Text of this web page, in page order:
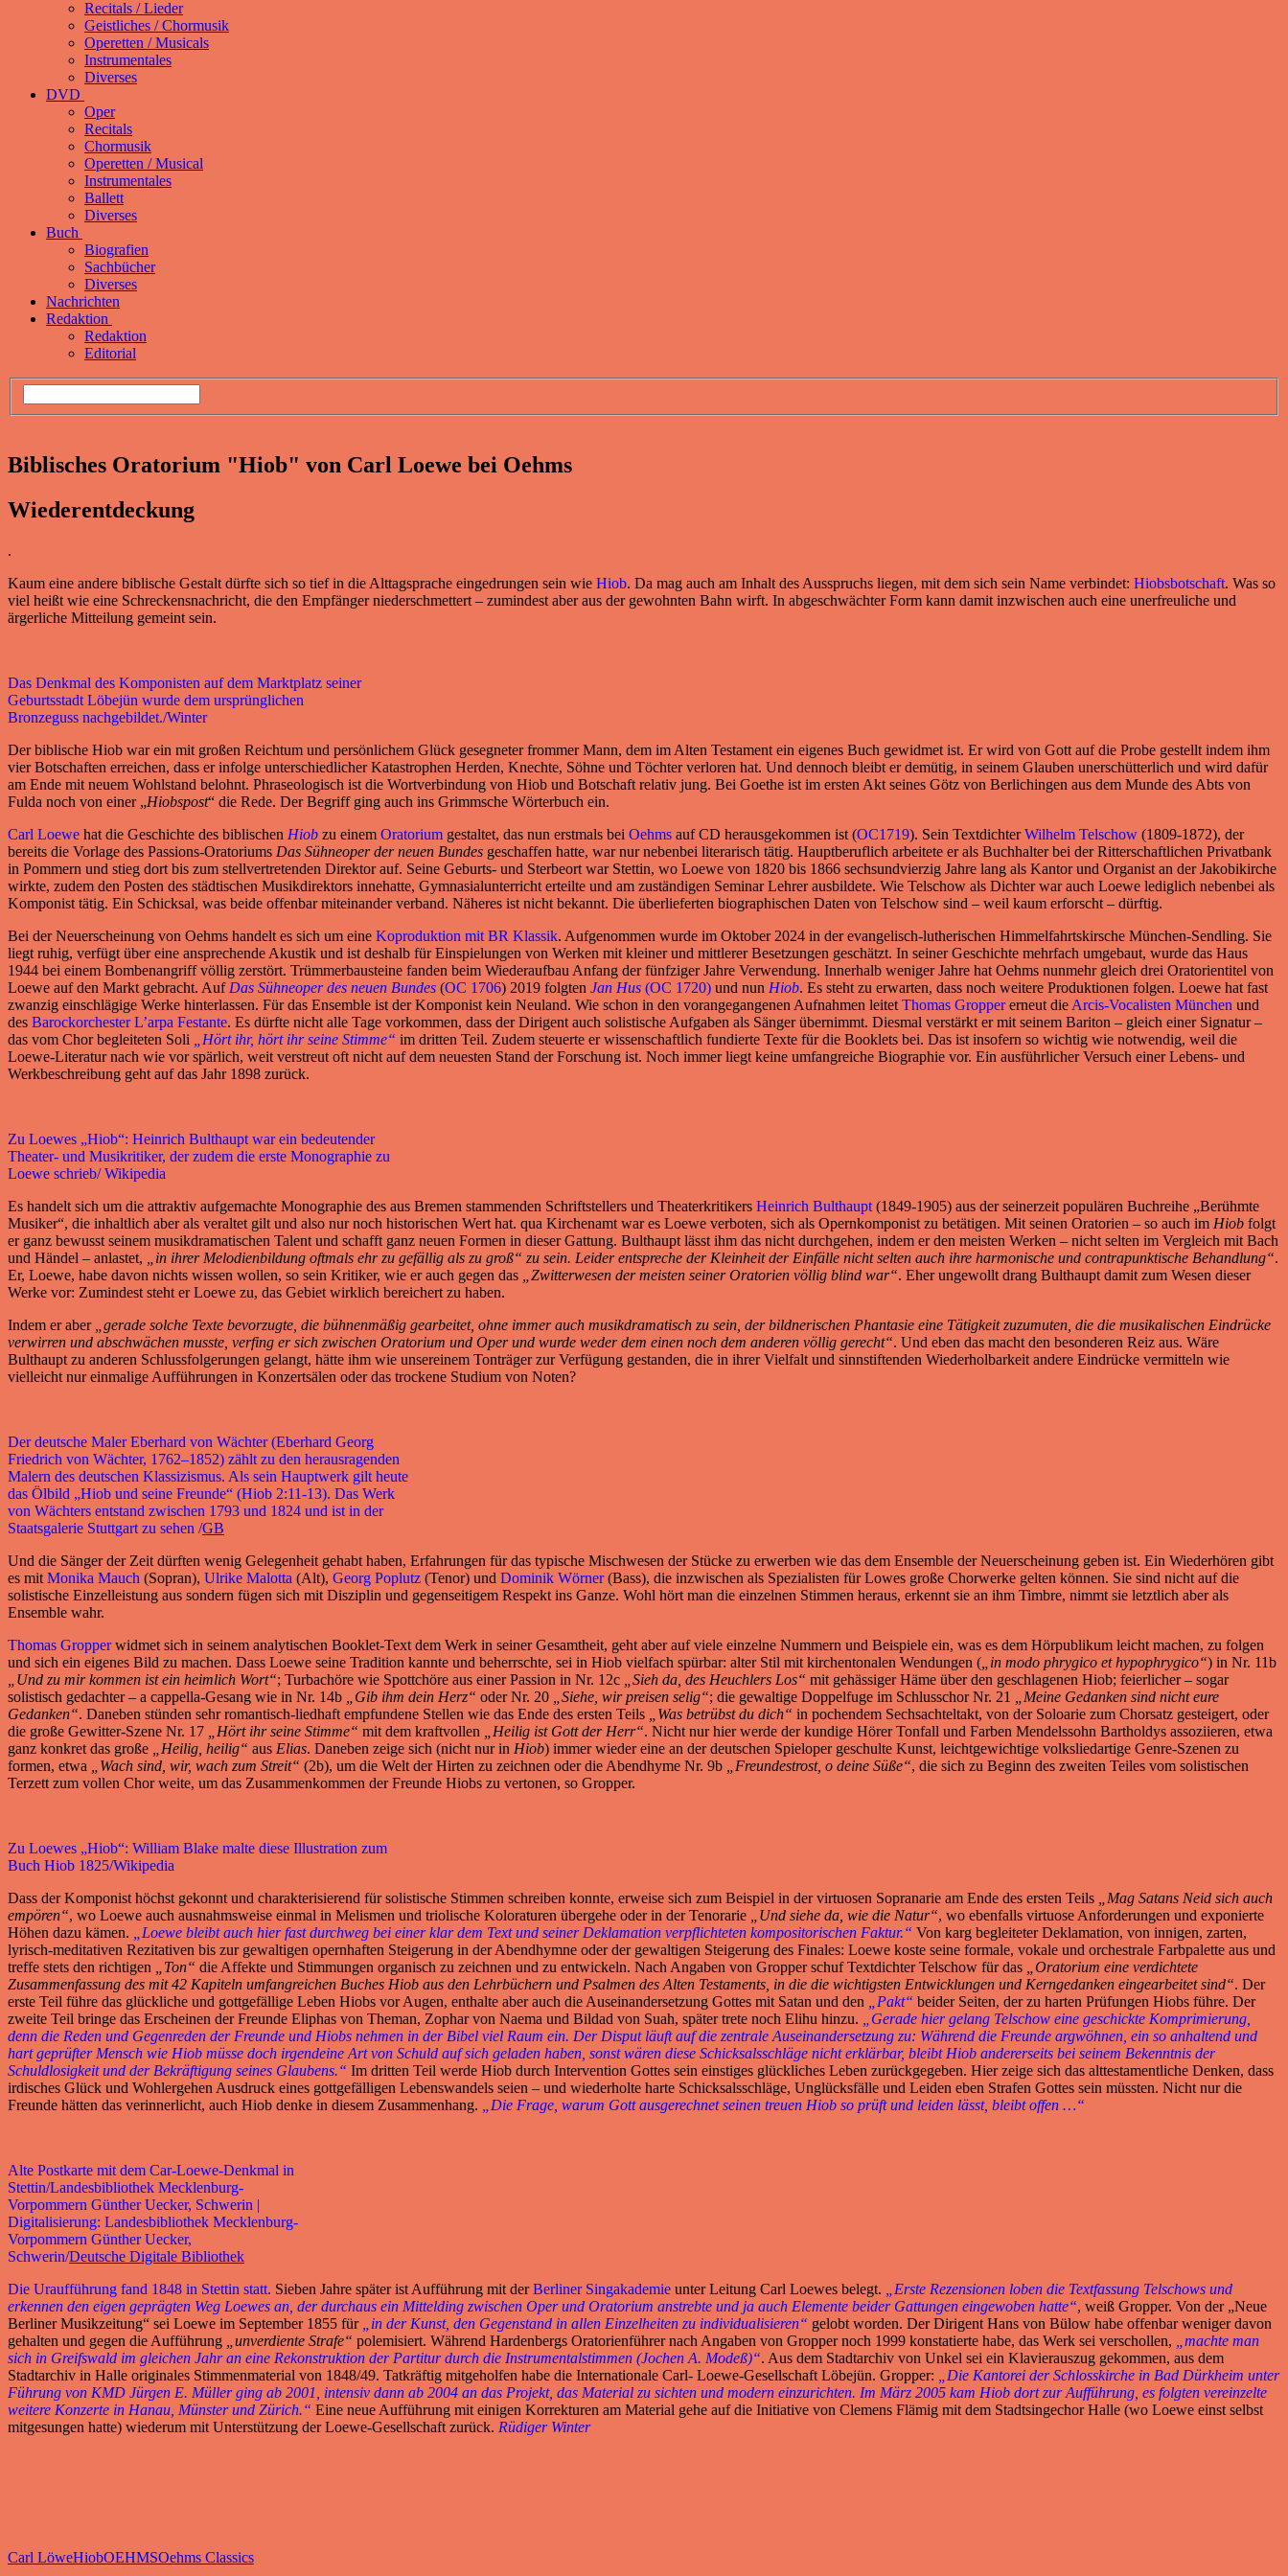
Recitals / Lieder
Geistliches / Chormusik
Operetten / Musicals
Instrumentales
Diverses
DVD
Oper
Recitals
Chormusik
Operetten / Musical
Instrumentales
Ballett
Diverses
Buch
Biografien
Sachbücher
Diverses
Nachrichten
Redaktion
Redaktion
Editorial
Biblisches Oratorium "Hiob" von Carl Loewe bei Oehms
Wiederentdeckung
.
Kaum eine andere biblische Gestalt dürfte sich so tief in die Alttagsprache eingedrungen sein wie Hiob. Da mag auch am Inhalt des Ausspruchs liegen, mit dem sich sein Name verbindet: Hiobsbotschaft. Was so
viel heißt wie eine Schreckensnachricht, die den Empfänger niederschmettert – zumindest aber aus der gewohnten Bahn wirft. In abgeschwächter Form kann damit inzwischen auch eine unerfreuliche und
ärgerliche Mitteilung gemeint sein.
Das Denkmal des Komponisten auf dem Marktplatz seiner
Geburtsstadt Löbejün wurde dem ursprünglichen
Bronzeguss nachgebildet./Winter
Der biblische Hiob war ein mit großen Reichtum und persönlichem Glück gesegneter frommer Mann, dem im Alten Testament ein eigenes Buch gewidmet ist. Er wird von Gott auf die Probe gestellt indem ihm
vier Botschaften erreichen, dass er infolge unterschiedlicher Katastrophen Herden, Knechte, Söhne und Töchter verloren hat. Und dennoch bleibt er demütig, in seinem Glauben unerschütterlich und wird dafür
am Ende mit neuem Wohlstand belohnt. Phraseologisch ist die Wortverbindung von Hiob und Botschaft relativ jung. Bei Goethe ist im ersten Akt seines Götz von Berlichingen aus dem Munde des Abts von
Fulda noch von einer „Hiobspost“ die Rede. Der Begriff ging auch ins Grimmsche Wörterbuch ein.
Carl Loewe hat die Geschichte des biblischen Hiob zu einem Oratorium gestaltet, das nun erstmals bei Oehms auf CD herausgekommen ist (OC1719). Sein TextdichterWilhelm Telschow (1809-1872), der
bereits die Vorlage des Passions-Oratoriums Das Sühneoper der neuen Bundes geschaffen hatte, war nur nebenbei literarisch tätig. Hauptberuflich arbeitete er als Buchhalter bei der Ritterschaftlichen Privatbank
in Pommern und stieg dort bis zum stellvertretenden Direktor auf. Seine Geburts- und Sterbeort war Stettin, wo Loewe von 1820 bis 1866 sechsundvierzig Jahre lang als Kantor und Organist an der Jakobikirche
wirkte, zudem den Posten des städtischen Musikdirektors innehatte, Gymnasialunterricht erteilte und am zuständigen Seminar Lehrer ausbildete. Wie Telschow als Dichter war auch Loewe lediglich nebenbei als
Komponist tätig. Ein Schicksal, was beide offenbar miteinander verband. Näheres ist nicht bekannt. Die überlieferten biographischen Daten von Telschow sind – weil kaum erforscht – dürftig.
Bei der Neuerscheinung von Oehms handelt es sich um eine Koproduktion mit BR Klassik. Aufgenommen wurde im Oktober 2024 in der evangelisch-lutherischen Himmelfahrtskirsche München-Sendling. Sie
liegt ruhig, verfügt über eine ansprechende Akustik und ist deshalb für Einspielungen von Werken mit kleiner und mittlerer Besetzungen geschätzt. In seiner Geschichte mehrfach umgebaut, wurde das Haus
1944 bei einem Bombenangriff völlig zerstört. Trümmerbausteine fanden beim Wiederaufbau Anfang der fünfziger Jahre Verwendung. Innerhalb weniger Jahre hat Oehms nunmehr gleich drei Oratorientitel von
Loewe auf den Markt gebracht. Auf Das Sühneoper des neuen Bundes (OC 1706) 2019 folgten Jan Hus (OC 1720) und nun Hiob. Es steht zu erwarten, dass noch weitere Produktionen folgen. Loewe hat fast
zwanzig einschlägige Werke hinterlassen. Für das Ensemble ist der Komponist kein Neuland. Wie schon in den vorangegangenen Aufnahmen leitet Thomas Groppererneut die Arcis-Vocalisten München und
des Barockorchester L’arpa Festante. Es dürfte nicht alle Tage vorkommen, dass der Dirigent auch solistische Aufgaben als Sänger übernimmt. Diesmal verstärkt er mit seinem Bariton – gleich einer Signatur –
das vom Chor begleiteten Soli
„Hört ihr, hört ihr seine Stimme“ im dritten Teil. Zudem steuerte er wissenschaftlich fundierte Texte für die Booklets bei. Das ist insofern so wichtig wie notwendig, weil die
Loewe-Literatur nach wie vor spärlich, weit verstreut oft nicht auf dem neuesten Stand der Forschung ist. Noch immer liegt keine umfangreiche Biographie vor. Ein ausführlicher Versuch einer Lebens- und
Werkbeschreibung geht auf das Jahr 1898 zurück.
Zu Loewes „Hiob“: Heinrich Bulthaupt war ein bedeutender
Theater- und Musikritiker, der zudem die erste Monographie zu
Loewe schrieb/ Wikipedia
Es handelt sich um die attraktiv aufgemachte Monographie des aus Bremen stammenden Schriftstellers und Theaterkritikers Heinrich Bulthaupt (1849-1905) aus der seinerzeit populären Buchreihe „Berühmte
Musiker“, die inhaltlich aber als veraltet gilt und also nur noch historischen Wert hat. qua Kirchenamt war es Loewe verboten, sich als Opernkomponist zu betätigen. Mit seinen Oratorien – so auch im Hiob folgt
er ganz bewusst seinem musikdramatischen Talent und schafft ganz neuen Formen in dieser Gattung. Bulthaupt lässt ihm das nicht durchgehen, indem er den meisten Werken – nicht selten im Vergleich mit Bach
und Händel – anlastet,
„in ihrer Melodienbildung oftmals ehr zu gefällig als zu groß“ zu sein. Leider entspreche der Kleinheit der Einfälle nicht selten auch ihre harmonische und contrapunktische Behandlung“.
Er, Loewe, habe davon nichts wissen wollen, so sein Kritiker, wie er auch gegen das
„Zwitterwesen der meisten seiner Oratorien völlig blind war“. Eher ungewollt drang Bulthaupt damit zum Wesen dieser
Werke vor: Zumindest steht er Loewe zu, das Gebiet wirklich bereichert zu haben.
Indem er aber„gerade solche Texte bevorzugte, die bühnenmäßig gearbeitet, ohne immer auch musikdramatisch zu sein, der bildnerischen Phantasie eine Tätigkeit zuzumuten, die die musikalischen Eindrücke
verwirren und abschwächen musste, verfing er sich zwischen Oratorium und Oper und wurde weder dem einen noch dem anderen völlig gerecht“. Und eben das macht den besonderen Reiz aus. Wäre
Bulthaupt zu anderen Schlussfolgerungen gelangt, hätte ihm wie unsereinem Tonträger zur Verfügung gestanden, die in ihrer Vielfalt und sinnstiftenden Wiederholbarkeit andere Eindrücke vermitteln wie
vielleicht nur einmalige Aufführungen in Konzertsälen oder das trockene Studium von Noten?
Der deutsche Maler Eberhard von Wächter (Eberhard Georg
Friedrich von Wächter, 1762–1852) zählt zu den herausragenden
Malern des deutschen Klassizismus. Als sein Hauptwerk gilt heute
das Ölbild „Hiob und seine Freunde“ (Hiob 2:11-13). Das Werk
von Wächters entstand zwischen 1793 und 1824 und ist in der
Staatsgalerie Stuttgart zu sehen /GB
Und die Sänger der Zeit dürften wenig Gelegenheit gehabt haben, Erfahrungen für das typische Mischwesen der Stücke zu erwerben wie das dem Ensemble der Neuerscheinung geben ist. Ein Wiederhören gibt
es mit Monika Mauch (Sopran), Ulrike Malotta (Alt), Georg Poplutz (Tenor) und Dominik Wörner(Bass), die inzwischen als Spezialisten für Lowes große Chorwerke gelten können. Sie sind nicht auf die
solistische Einzelleistung aus sondern fügen sich mit Disziplin und gegenseitigem Respekt ins Ganze. Wohl hört man die einzelnen Stimmen heraus, erkennt sie an ihm Timbre, nimmt sie letztlich aber als
Ensemble wahr.
Thomas Gropperwidmet sich in seinem analytischen Booklet-Text dem Werk in seiner Gesamtheit, geht aber auf viele einzelne Nummern und Beispiele ein, was es dem Hörpublikum leicht machen, zu folgen
und sich ein eigenes Bild zu machen. Dass Loewe seine Tradition kannte und beherrschte, sei in Hiob vielfach spürbar: alter Stil mit kirchentonalen Wendungen ( „in modo phrygico et hypophrygico“) in Nr. 11b
„Und zu mir kommen ist ein heimlich Wort“; Turbachöre wie Spottchöre aus einer Passion in Nr. 12c „Sieh da, des Heuchlers Los“ mit gehässiger Häme über den geschlagenen Hiob; feierlicher – sogar
solistisch gedachter – a cappella-Gesang wie in Nr. 14b
„Gib ihm dein Herz“ oder Nr. 20 „Siehe, wir preisen selig“; die gewaltige Doppelfuge im Schlusschor Nr. 21
„Meine Gedanken sind nicht eure
Gedanken“. Daneben stünden sehr romantisch-liedhaft empfundene Stellen wie das Ende des ersten Teils „Was betrübst du dich“ in pochendem Sechsachteltakt, von der Soloarie zum Chorsatz gesteigert, oder
die große Gewitter-Szene Nr. 17
„Hört ihr seine Stimme“ mit dem kraftvollen „Heilig ist Gott der Herr“. Nicht nur hier werde der kundige Hörer Tonfall und Farben Mendelssohn Bartholdys assoziieren, etwa
ganz konkret das große
„Heilig, heilig“ aus Elias. Daneben zeige sich (nicht nur in Hiob) immer wieder eine an der deutschen Spieloper geschulte Kunst, leichtgewichtige volksliedartige Genre-Szenen zu
formen, etwa
„Wach sind, wir, wach zum Streit“ (2b), um die Welt der Hirten zu zeichnen oder die Abendhyme Nr. 9b „Freundestrost, o deine Süße“, die sich zu Beginn des zweiten Teiles vom solistischen
Terzett zum vollen Chor weite, um das Zusammenkommen der Freunde Hiobs zu vertonen, so Gropper.
Zu Loewes „Hiob“: William Blake malte diese Illustration zum
Buch Hiob 1825/Wikipedia
Dass der Komponist höchst gekonnt und charakterisierend für solistische Stimmen schreiben konnte, erweise sich zum Beispiel in der virtuosen Sopranarie am Ende des ersten Teils
„Mag Satans Neid sich auch
empören“, wo Loewe auch ausnahmsweise einmal in Melismen und triolische Koloraturen übergehe oder in der Tenorarie „Und siehe da, wie die Natur“, wo ebenfalls virtuose Anforderungen und exponierte
Höhen dazu kämen.
„Loewe bleibt auch hier fast durchweg bei einer klar dem Text und seiner Deklamation verpflichteten kompositorischen Faktur.“ Von karg begleiteter Deklamation, von innigen, zarten,
lyrisch-meditativen Rezitativen bis zur gewaltigen opernhaften Steigerung in der Abendhymne oder der gewaltigen Steigerung des Finales: Loewe koste seine formale, vokale und orchestrale Farbpalette aus und
treffe stets den richtigen
„Ton“ die Affekte und Stimmungen organisch zu zeichnen und zu entwickeln. Nach Angaben von Gropper schuf Textdichter Telschow für das
„Oratorium eine verdichtete
Zusammenfassung des mit 42 Kapiteln umfangreichen Buches Hiob aus den Lehrbüchern und Psalmen des Alten Testaments, in die die wichtigsten Entwicklungen und Kerngedanken eingearbeitet sind“. Der
erste Teil führe das glückliche und gottgefällige Leben Hiobs vor Augen, enthalte aber auch die Auseinandersetzung Gottes mit Satan und den „Pakt“ beider Seiten, der zu harten Prüfungen Hiobs führe. Der
zweite Teil bringe das Erscheinen der Freunde Eliphas von Theman, Zophar von Naema und Bildad von Suah, später trete noch Elihu hinzu.
„Gerade hier gelang Telschow eine geschickte Komprimierung,
denn die Reden und Gegenreden der Freunde und Hiobs nehmen in der Bibel viel Raum ein. Der Disput läuft auf die zentrale Auseinandersetzung zu: Während die Freunde argwöhnen, ein so anhaltend und
hart geprüfter Mensch wie Hiob müsse doch irgendeine Art von Schuld auf sich geladen haben, sonst wären diese Schicksalsschläge nicht erklärbar, bleibt Hiob andererseits bei seinem Bekenntnis der
Schuldlosigkeit und der Bekräftigung seines Glaubens.“ Im dritten Teil werde Hiob durch Intervention Gottes sein einstiges glückliches Leben zurückgegeben. Hier zeige sich das alttestamentliche Denken, dass
irdisches Glück und Wohlergehen Ausdruck eines gottgefälligen Lebenswandels seien – und wiederholte harte Schicksalsschläge, Unglücksfälle und Leiden eben Strafen Gottes sein müssten. Nicht nur die
Freunde hätten das verinnerlicht, auch Hiob denke in diesem Zusammenhang.
„Die Frage, warum Gott ausgerechnet seinen treuen Hiob so prüft und leiden lässt, bleibt offen …“
Alte Postkarte mit dem Car-Loewe-Denkmal in
Stettin/Landesbibliothek Mecklenburg-
Vorpommern Günther Uecker, Schwerin |
Digitalisierung: Landesbibliothek Mecklenburg-
Vorpommern Günther Uecker,
Schwerin/Deutsche Digitale Bibliothek
Die Uraufführung fand 1848 in Stettin statt. Sieben Jahre später ist Aufführung mit derBerliner Singakademie unter Leitung Carl Loewes belegt.
„Erste Rezensionen loben die Textfassung Telschows und
erkennen den eigen geprägten Weg Loewes an, der durchaus ein Mittelding zwischen Oper und Oratorium anstrebte und ja auch Elemente beider Gattungen eingewoben hatte“, weiß Gropper. Von der „Neue
Berliner Musikzeitung“ sei Loewe im September 1855 für
„in der Kunst, den Gegenstand in allen Einzelheiten zu individualisieren“ gelobt worden. Der Dirigent Hans von Bülow habe offenbar weniger davon
gehalten und gegen die Aufführung „unverdiente Strafe“ polemisiert. Während Hardenbergs Oratorienführer nach Angaben von Gropper noch 1999 konstatierte habe, das Werk sei verschollen,
„machte man
sich in Greifswald im gleichen Jahr an eine Rekonstruktion der Partitur durch die Instrumentalstimmen (Jochen A. Modeß)“. Aus dem Stadtarchiv von Unkel sei ein Klavierauszug gekommen, aus dem
Stadtarchiv in Halle originales Stimmenmaterial von 1848/49. Tatkräftig mitgeholfen habe die Internationale Carl- Loewe-Gesellschaft Löbejün. Gropper: „Die Kantorei der Schlosskirche in Bad Dürkheim unter
Führung von KMD Jürgen E. Müller ging ab 2001, intensiv dann ab 2004 an das Projekt, das Material zu sichten und modern einzurichten. Im März 2005 kam Hiob dort zur Aufführung, es folgten vereinzelte
weitere Konzerte in Hanau, Münster und Zürich.“ Eine neue Aufführung mit einigen Korrekturen am Material gehe auf die Initiative von Clemens Flämig mit dem Stadtsingechor Halle (wo Loewe einst selbst
mitgesungen hatte) wiederum mit Unterstützung der Loewe-Gesellschaft zurück. Rüdiger Winter
Carl LöweHiobOEHMSOehms Classics